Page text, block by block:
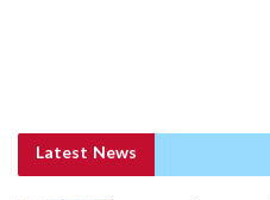
Latest News